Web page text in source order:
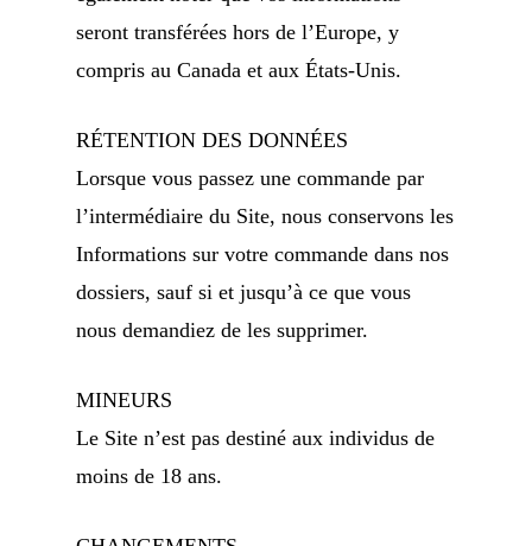
seront transférées hors de l’Europe, y
compris au Canada et aux États-Unis.
RÉTENTION DES DONNÉES
Lorsque vous passez une commande par
l’intermédiaire du Site, nous conservons les
Informations sur votre commande dans nos
dossiers, sauf si et jusqu’à ce que vous
nous demandiez de les supprimer.
MINEURS
Le Site n’est pas destiné aux individus de
moins de 18 ans.